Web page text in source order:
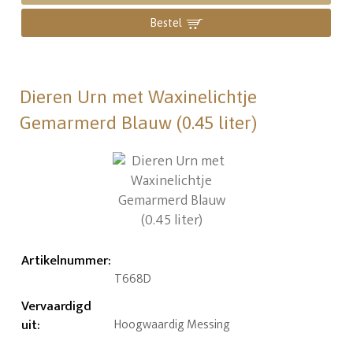
Bestel
Dieren Urn met Waxinelichtje
Gemarmerd Blauw (0.45 liter)
Artikelnummer:
T668D
Vervaardigd
uit: Hoogwaardig Messing